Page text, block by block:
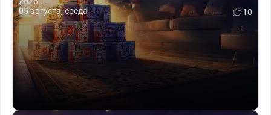
05 августа, среда
10